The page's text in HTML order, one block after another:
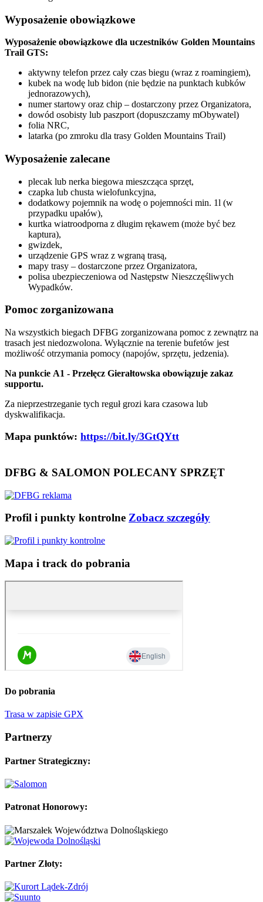
Wyposażenie obowiązkowe
Wyposażenie obowiązkowe dla uczestników Golden Mountains
Trail GTS:
aktywny telefon przez cały czas biegu (wraz z roamingiem),
kubek na wodę lub bidon (nie będzie na punktach kubków
jednorazowych),
numer startowy oraz chip – dostarczony przez Organizatora,
dowód osobisty lub paszport (dopuszczamy mObywatel)
folia NRC,
latarka (po zmroku dla trasy Golden Mountains Trail)
Wyposażenie zalecane
plecak lub nerka biegowa mieszcząca sprzęt,
czapka lub chusta wielofunkcyjna,
dodatkowy pojemnik na wodę o pojemności min. 1l (w
przypadku upałów),
kurtka wiatroodporna z długim rękawem (może być bez
kaptura),
gwizdek,
urządzenie GPS wraz z wgraną trasą,
mapy trasy – dostarczone przez Organizatora,
polisa ubezpieczeniowa od Następstw Nieszczęśliwych
Wypadków.
Pomoc zorganizowana
Na wszystkich biegach DFBG zorganizowana pomoc z zewnątrz na
trasach jest niedozwolona. Wyłącznie na terenie bufetów jest
możliwość otrzymania pomocy (napojów, sprzętu, jedzenia).
Na punkcie A1 - Przełęcz Gierałtowska obowiązuje zakaz
supportu.
Za nieprzestrzeganie tych reguł grozi kara czasowa lub
dyskwalifikacja.
Mapa punktów: https://bit.ly/3GtQYtt
DFBG & SALOMON POLECANY SPRZĘT
Profil i punkty kontrolne Zobacz szczegóły
Mapa i track do pobrania
Do pobrania
Trasa w zapisie GPX
Partnerzy
Partner Strategiczny:
Patronat Honorowy:
Partner Złoty: